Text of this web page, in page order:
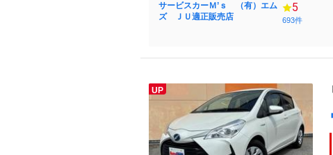
サービスカーＭ’ｓ （有）エム
ズ ＪＵ適正販売店
5
693件
UP